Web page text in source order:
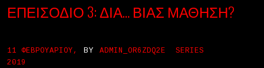
ΕΠΕΙΣΌΔΙΟ 3: ΔΙΑ… ΒΊΑΣ ΜΆΘΗΣΗ?
11 ΦΕΒΡΟΥΑΡΊΟΥ,
2019
BY ADMIN_OR6ZDQ2E SERIES